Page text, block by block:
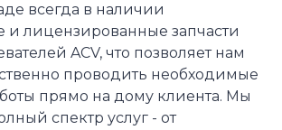
всегда в наличии
и лицензированные запчасти
ACV, что позволяет нам
проводить необходимые
прямо на дому клиента. Мы
спектр услуг - от